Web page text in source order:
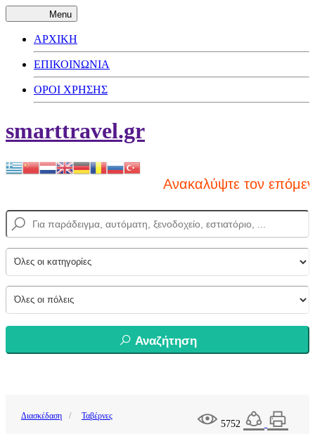
Menu
ΑΡΧΙΚΗ
ΕΠΙΚΟΙΝΩΝΙΑ
ΟΡΟΙ ΧΡΗΣΗΣ
smarttravel.gr
Ανακαλύψτε τον
Αναζήτηση
5752
Διασκέδαση Ταβέρνες